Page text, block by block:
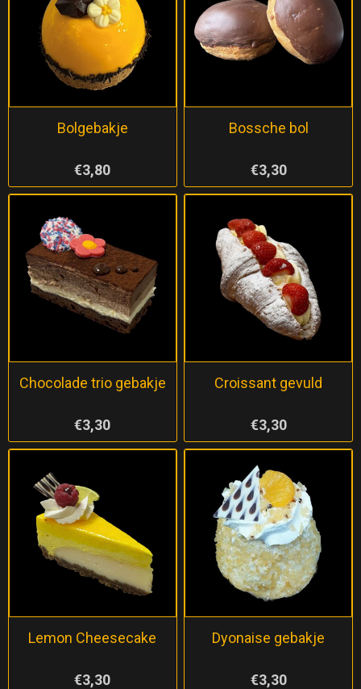
Bolgebakje
€3,80
Bossche bol
€3,30
Chocolade trio gebakje
€3,30
Croissant gevuld
€3,30
Lemon Cheesecake
€3,30
Dyonaise gebakje
€3,30